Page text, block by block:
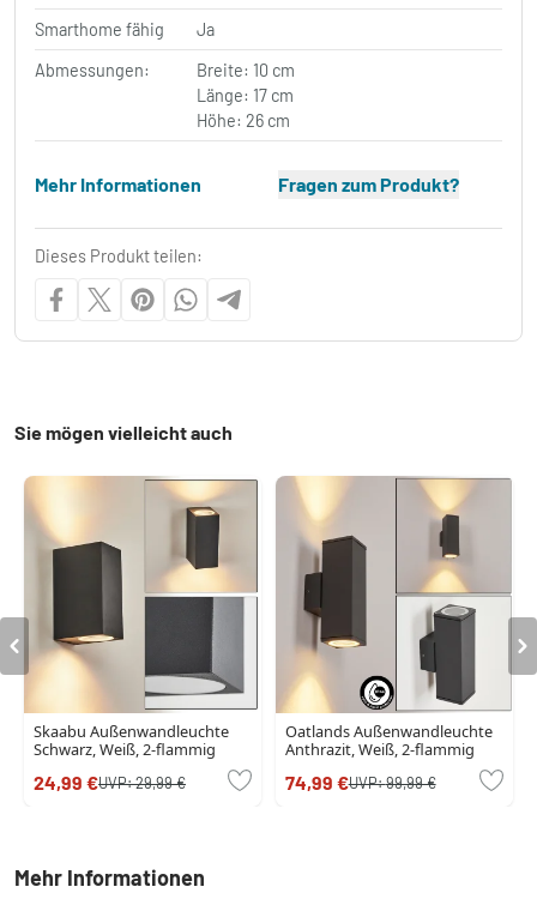
Smarthome fähig
Ja
Abmessungen:
Breite: 10 cm
Länge: 17 cm
Höhe: 26 cm
Mehr Informationen Fragen zum Produkt?
Dieses Produkt teilen:
Sie mögen vielleicht auch
Skaabu Außenwandleuchte
Schwarz, Weiß, 2-flammig
24,99 €UVP:29,99 €
Oatlands Außenwandleuchte
Anthrazit, Weiß, 2-flammig
74,99 €UVP:99,99 €
Mehr Informationen